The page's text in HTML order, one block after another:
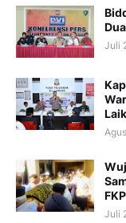
Juli
Juli